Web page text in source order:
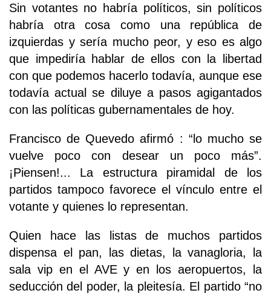
Sin votantes no habría políticos, sin políticos
habría otra cosa como una república de
izquierdas y sería mucho peor, y eso es algo
que impediría hablar de ellos con la libertad
con que podemos hacerlo todavía, aunque ese
todavía actual se diluye a pasos agigantados
con las políticas gubernamentales de hoy.
Francisco de Quevedo afirmó : “lo mucho se
vuelve poco con desear un poco más”.
¡Piensen!... La estructura piramidal de los
partidos tampoco favorece el vínculo entre el
votante y quienes lo representan.
Quien hace las listas de muchos partidos
dispensa el pan, las dietas, la vanagloria, la
sala vip en el AVE y en los aeropuertos, la
seducción del poder, la pleitesía. El partido “no